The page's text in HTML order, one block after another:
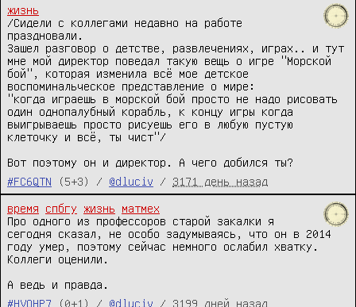
жизнь
/Сидели с коллегами недавно на работе
праздновали.
Зашел разговор о детстве, развлечениях, играх.. и тут
мне мой директор поведал такую вещь о игре "Морской
бой", которая изменила всё мое детское
воспоминальческое представление о мире:
"когда играешь в морской бой просто не надо рисовать
один однопалубный корабль, к концу игры когда
выигрываешь просто рисуешь его в любую пустую
клеточку и всё, ты чист"/
Вот поэтому он и директор. А чего добился ты?
#FC6QTN
(5+3) / @dluciv / 3171 день назад
время спбгу жизнь
матмех
Про одного из профессоров старой закалки я
сегодня сказал, не особо задумываясь, что он в 2014
году умер, поэтому сейчас немного ослабил хватку.
Коллеги оценили.
А ведь и правда.
#HVOHP7
(0+1) / @dluciv / 3199 дней назад